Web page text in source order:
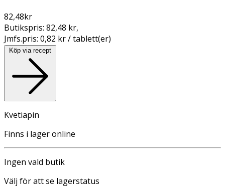
82,48kr
Butikspris: 82,48 kr,
Jmfs.pris: 0,82 kr / tablett(er)
Köp via recept
Kvetiapin
Finns i lager online
Ingen vald butik
Välj för att se lagerstatus